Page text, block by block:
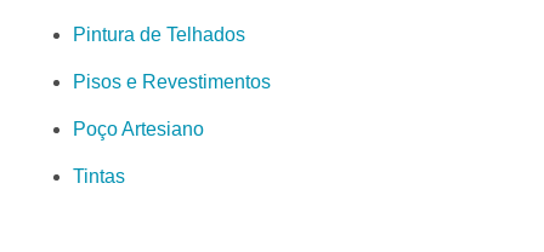
Pintura de Telhados
Pisos e Revestimentos
Poço Artesiano
Tintas